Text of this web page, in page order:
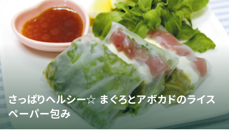
最新の注目記事
栄養健康レシピ
医療系学生記事
健康川柳
DRP医療情報館とは?
さっぱりヘルシー☆ まぐろとアボカドのライス
ペーパー包み